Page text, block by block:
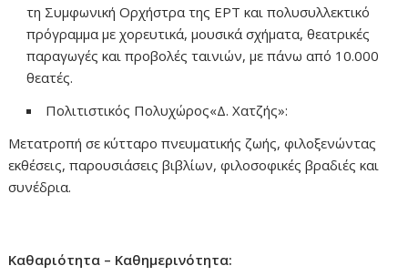
τη Συμφωνική Ορχήστρα της ΕΡΤ και πολυσυλλεκτικό
πρόγραμμα με χορευτικά, μουσικά σχήματα, θεατρικές
παραγωγές και προβολές ταινιών, με πάνω από 10.000
θεατές.
Πολιτιστικός Πολυχώρος«Δ. Χατζής»:
Μετατροπή σε κύτταρο πνευματικής ζωής, φιλοξενώντας
εκθέσεις, παρουσιάσεις βιβλίων, φιλοσοφικές βραδιές και
συνέδρια.
Καθαριότητα – Καθημερινότητα: